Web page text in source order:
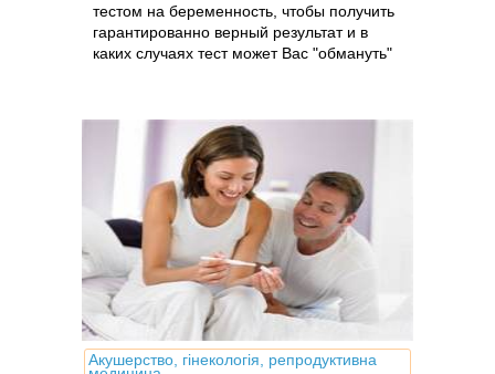
тестом на беременность, чтобы получить
гарантированно верный результат и в
каких случаях тест может Вас "обмануть"
Акушерство, гінекологія, репродуктивна